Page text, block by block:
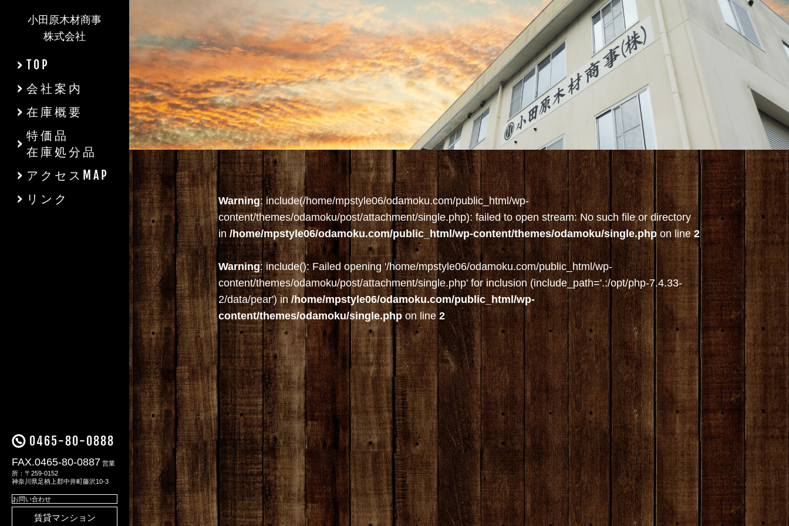
小田原木材商事
株式会社
TOP
会社案内
在庫概要
特価品
在庫処分品
アクセスMAP
リンク
0465-80-0888
FAX.0465-80-0887 営業
所：〒259-0152
神奈川県足柄上郡中井町藤沢10-3
お問い合わせ
賃貸マンション
Warning: include(/home/mpstyle06/odamoku.com/public_html/wp-
content/themes/odamoku/post/attachment/single.php): failed to open stream: No such file or directory
in/home/mpstyle06/odamoku.com/public_html/wp-content/themes/odamoku/single.phpon line2
Warning: include(): Failed opening '/home/mpstyle06/odamoku.com/public_html/wp-
content/themes/odamoku/post/attachment/single.php' for inclusion (include_path='.:/opt/php-7.4.33-
2/data/pear') in/home/mpstyle06/odamoku.com/public_html/wp-
content/themes/odamoku/single.phpon line2